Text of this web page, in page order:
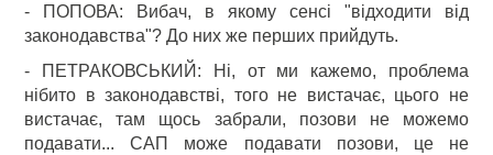
- ПОПОВА: Вибач, в якому сенсі "відходити від
законодавства"? До них же перших прийдуть.
- ПЕТРАКОВСЬКИЙ: Ні, от ми кажемо, проблема
нібито в законодавстві, того не вистачає, цього не
вистачає, там щось забрали, позови не можемо
подавати... САП може подавати позови, це не